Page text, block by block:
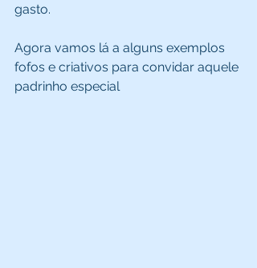
gasto.
Agora vamos lá a alguns exemplos
fofos e criativos para convidar aquele
padrinho especial